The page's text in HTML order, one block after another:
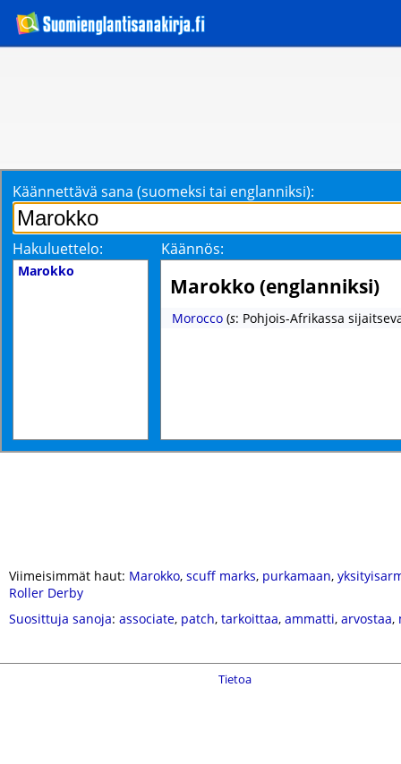
Käännettävä sana (suomeksi tai englanniksi):
Hakuluettelo: Käännös:
Marokko
Marokko (englanniksi)
Morocco (s: Pohjois-Afrikassa
Viimeisimmät haut: Marokko, scuff marks, purkamaan,
Roller Derby
Suosittuja sanoja: associate, patch, tarkoittaa, ammatti, arvostaa,
Tietoa